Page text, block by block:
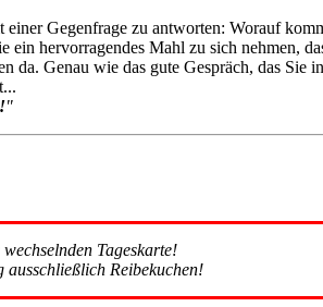
Gegenfrage zu antworten: Worauf
hervorragendes Mahl zu sich nehmen,
Genau wie das gute Gespräch, das Sie
"
Tageskarte!
Reibekuchen!